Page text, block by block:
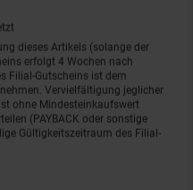
dieses Artikels (solange der
erfolgt 4 Wochen nach
Filial-Gutscheins ist dem
Vervielfältigung jeglicher
ohne Mindesteinkaufswert
(PAYBACK oder sonstige
Gültigkeitszeitraum des Filial-